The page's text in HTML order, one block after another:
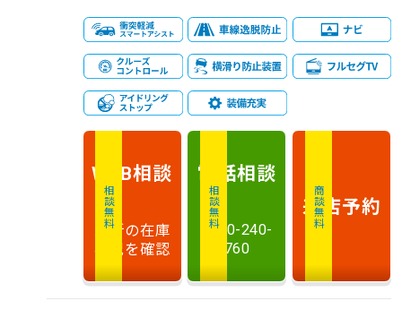
相談無料
WEB相談
最新の在庫
状況を確認
相談無料
電話相談
0120-240-
760
商談無料
来店予約